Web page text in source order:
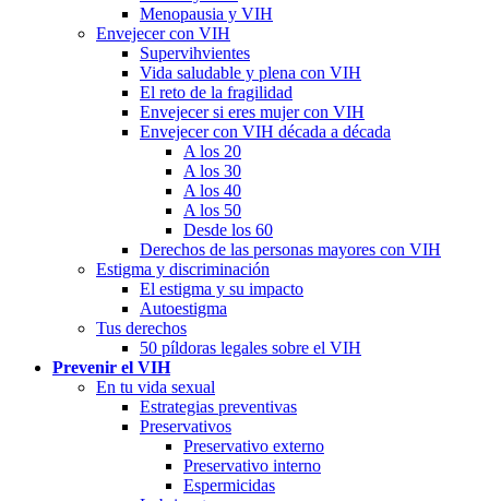
Menopausia y VIH
Envejecer con VIH
Supervihvientes
Vida saludable y plena con VIH
El reto de la fragilidad
Envejecer si eres mujer con VIH
Envejecer con VIH década a década
A los 20
A los 30
A los 40
A los 50
Desde los 60
Derechos de las personas mayores con VIH
Estigma y discriminación
El estigma y su impacto
Autoestigma
Tus derechos
50 píldoras legales sobre el VIH
Prevenir el VIH
En tu vida sexual
Estrategias preventivas
Preservativos
Preservativo externo
Preservativo interno
Espermicidas